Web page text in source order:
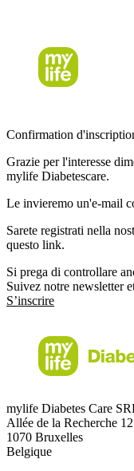
Confirmation
Grazie per l'interesse
mylife Diabetescare.
Le invieremo un'e-mail
Sarete registrati nella
questo link.
Si prega di controllare
Suivez notre newsletter
S’inscrire
mylife Diabetes Care
Allée de la Recherche 12
1070 Bruxelles
Belgique